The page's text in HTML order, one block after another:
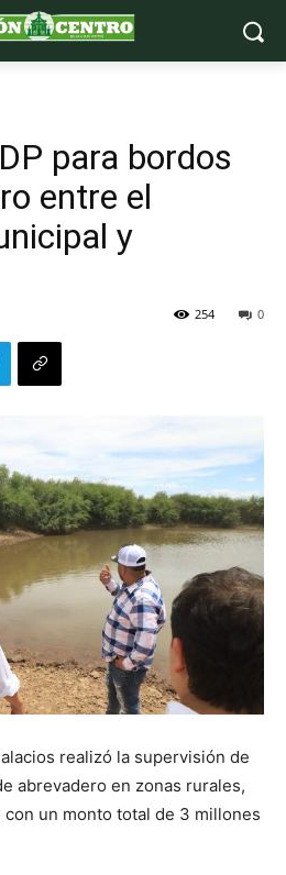
para bordos
entre el
y
0
254
realizó la supervisión de
abrevadero en zonas rurales,
un monto total de 3 millones